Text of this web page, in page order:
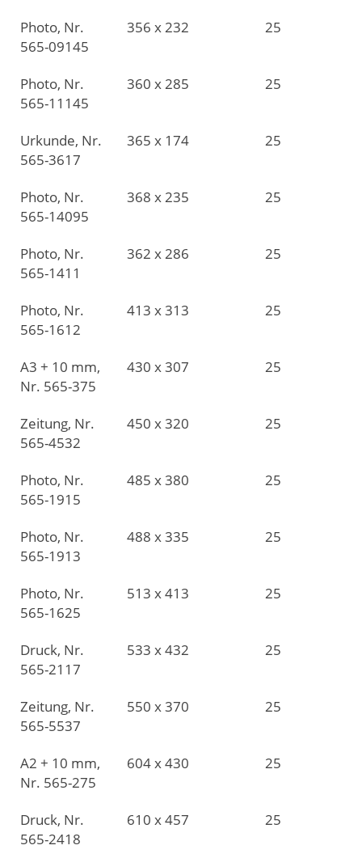
Photo, Nr.
565-09145
356 x 232 25
Photo, Nr.
565-11145
360 x 285 25
Urkunde, Nr.
565-3617
365 x 174 25
Photo, Nr.
565-14095
368 x 235 25
Photo, Nr.
565-1411
362 x 286 25
Photo, Nr.
565-1612
413 x 313 25
A3 + 10 mm,
Nr. 565-375
430 x 307 25
Zeitung, Nr.
565-4532
450 x 320 25
Photo, Nr.
565-1915
485 x 380 25
Photo, Nr.
565-1913
488 x 335 25
Photo, Nr.
565-1625
513 x 413 25
Druck, Nr.
565-2117
533 x 432 25
Zeitung, Nr.
565-5537
550 x 370 25
A2 + 10 mm,
Nr. 565-275
604 x 430 25
Druck, Nr.
565-2418
610 x 457 25